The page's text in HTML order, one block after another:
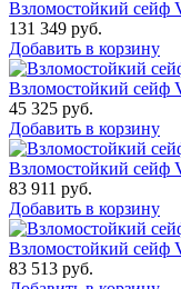
Взломостойкий
131 349 руб.
Добавить в корзину
Взломостойкий
45 325 руб.
Добавить в корзину
Взломостойкий
83 911 руб.
Добавить в корзину
Взломостойкий
83 513 руб.